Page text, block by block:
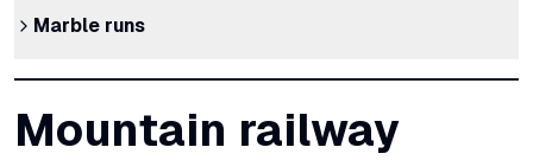
Marble runs
Mountain railway